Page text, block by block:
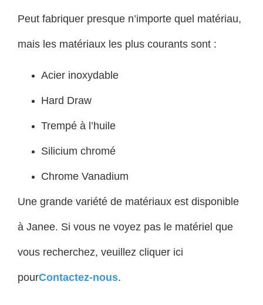
Peut fabriquer presque n’importe quel matériau,
mais les matériaux les plus courants sont :
Acier inoxydable
Hard Draw
Trempé à l’huile
Silicium chromé
Chrome Vanadium
Une grande variété de matériaux est disponible
à Janee. Si vous ne voyez pas le matériel que
vous recherchez, veuillez cliquer ici
pourContactez-nous.